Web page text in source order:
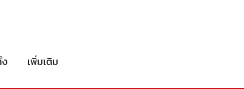
เพิ่มเติม